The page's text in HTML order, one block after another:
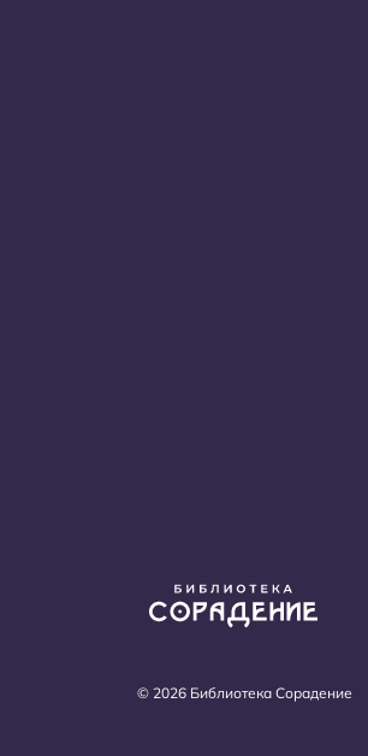
© 2026 Библиотека Сорадение